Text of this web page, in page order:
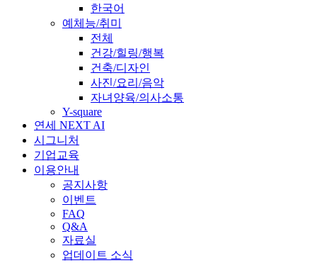
한국어
예체능/취미
전체
건강/힐링/행복
건축/디자인
사진/요리/음악
자녀양육/의사소통
Y-square
연세 NEXT AI
시그니처
기업교육
이용안내
공지사항
이벤트
FAQ
Q&A
자료실
업데이트 소식